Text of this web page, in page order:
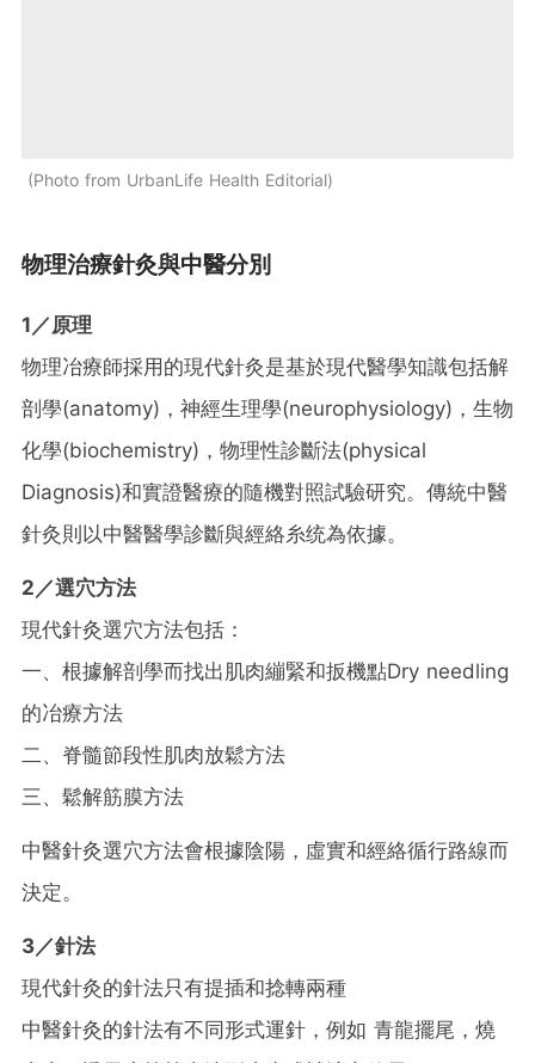
Photo from UrbanLife Health Editorial
物理治療針灸與中醫分別
1／原理
物理冶療師採用的現代針灸是基於現代醫學知識包括解
剖學(anatomy)，神經生理學(neurophysiology)，生物
化學(biochemistry)，物理性診斷法(physical
Diagnosis)和實證醫療的隨機對照試驗研究。傳統中醫
針灸則以中醫醫學診斷與經絡糸统為依據。
2／選穴方法
現代針灸選穴方法包括：
一、根據解剖學而找出肌肉繃緊和扳機點Dry needling
的冶療方法
二、脊髓節段性肌肉放鬆方法
三、鬆解筋膜方法
中醫針灸選穴方法會根據陰陽，虛實和經絡循行路線而
決定。
3／針法
現代針灸的針法只有提插和捻轉兩種
中醫針灸的針法有不同形式運針，例如 青龍擺尾，燒